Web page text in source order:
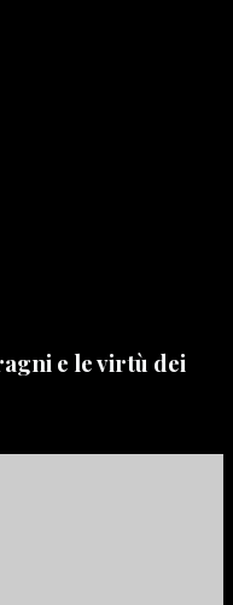
e le virtù dei